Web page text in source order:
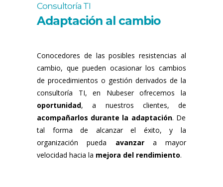
Consultoría TI
Adaptación al cambio
Conocedores de las posibles resistencias al
cambio, que pueden ocasionar los cambios
de procedimientos o gestión derivados de la
consultoría TI, en Nubeser ofrecemos la
oportunidad, a nuestros clientes, de
acompañarlos durante la adaptación. De
tal forma de alcanzar el éxito, y la
organización pueda avanzara mayor
velocidad hacia la mejora del rendimiento.